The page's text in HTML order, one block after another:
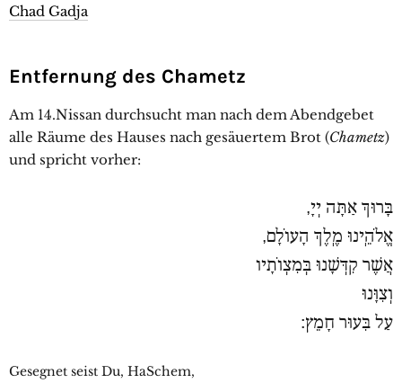
Chad Gadja
Entfernung des Chametz
Am 14.Nissan durchsucht man nach dem Abendgebet
alle Räume des Hauses nach gesäuertem Brot (Chametz)
und spricht vorher:
בָּרוּךְ אַתָּה יְיָ,
אֱלֹהֵֽינוּ מֶֽלֶךְ הָעוֹלָם,
אֲשֶׁר קִדְּשָׁנוּ בְּמִצְוֹתָיו
וְצִוָּנוּ
עַל בִּעוּר חָמֵץ׃
Gesegnet seist Du, HaSchem,